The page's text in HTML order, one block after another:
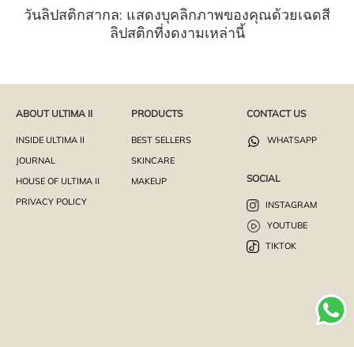
วันลิปสติกสากล: แสดงบุคลิกภาพของคุณด้วยเฉดสี
ลิปสติกที่งดงามเหล่านี้
ABOUT ULTIMA II
INSIDE ULTIMA II
JOURNAL
HOUSE OF ULTIMA II
PRIVACY POLICY
PRODUCTS
BEST SELLERS
SKINCARE
MAKEUP
CONTACT US
WHATSAPP
SOCIAL
INSTAGRAM
YOUTUBE
TIKTOK